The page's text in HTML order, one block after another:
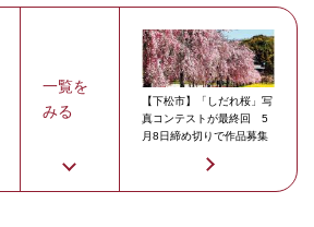
一覧を
みる
【下松市】「しだれ桜」写
真コンテストが最終回 5
月8日締め切りで作品募集